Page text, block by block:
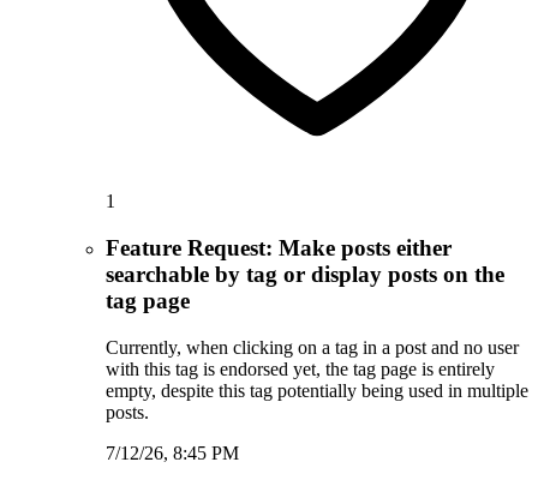
1
Feature Request: Make posts either
searchable by tag or display posts on the
tag page
Currently, when clicking on a tag in a post and no user
with this tag is endorsed yet, the tag page is entirely
empty, despite this tag potentially being used in multiple
posts.
7/12/26, 8:45 PM